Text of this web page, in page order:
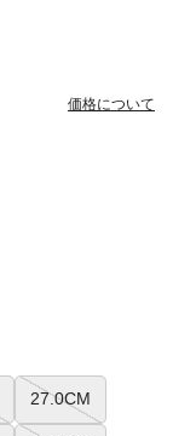
価格について
27.0CM